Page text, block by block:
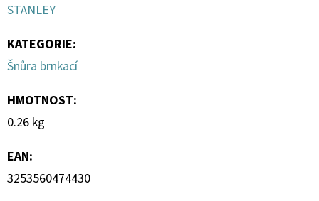
STANLEY
KATEGORIE:
Šnůra brnkací
HMOTNOST:
0.26 kg
EAN:
3253560474430